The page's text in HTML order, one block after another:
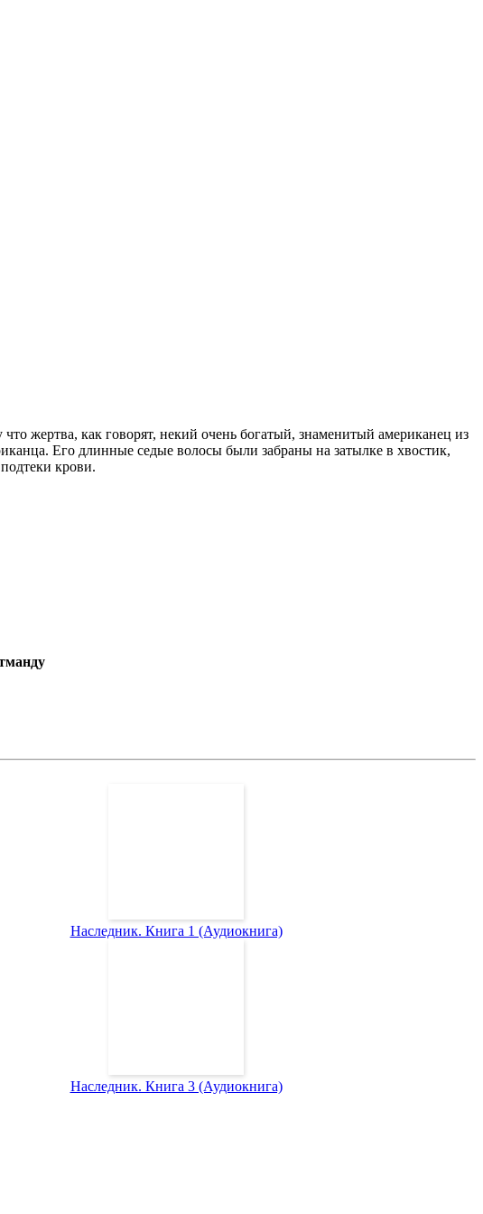
жертва, как говорят, некий очень богатый, знаменитый американец из
Его длинные седые волосы были забраны на затылке в хвостик,
крови.
Наследник. Книга 1 (Аудиокнига)
Наследник. Книга 3 (Аудиокнига)